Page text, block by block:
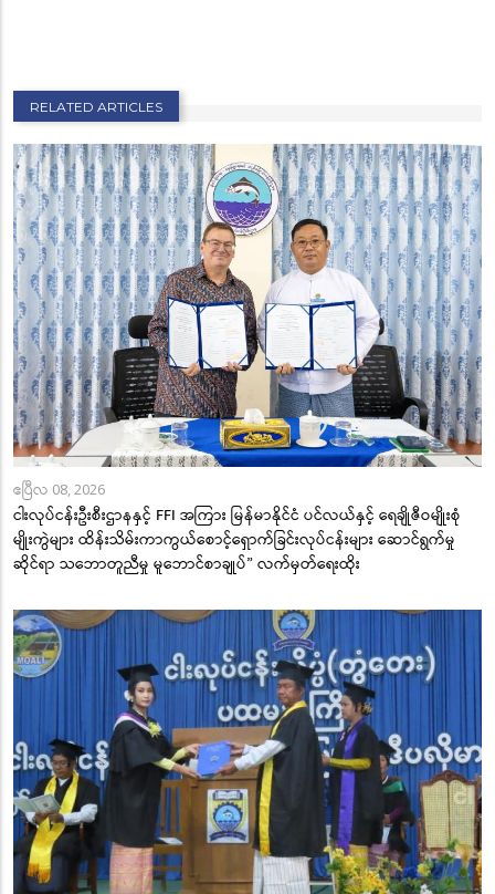
RELATED ARTICLES
ဧပြီလ 08, 2026
ငါးလုပ်ငန်းဦးစီးဌာနနှင့် FFI အကြား မြန်မာနိုင်ငံ ပင်လယ်နှင့် ရေချိုဇီဝမျိုးစုံ
မျိုးကွဲများ ထိန်းသိမ်းကာကွယ်စောင့်ရှောက်ခြင်းလုပ်ငန်းများ ဆောင်ရွက်မှု
ဆိုင်ရာ သဘောတူညီမှု မူဘောင်စာချုပ်” လက်မှတ်ရေးထိုး